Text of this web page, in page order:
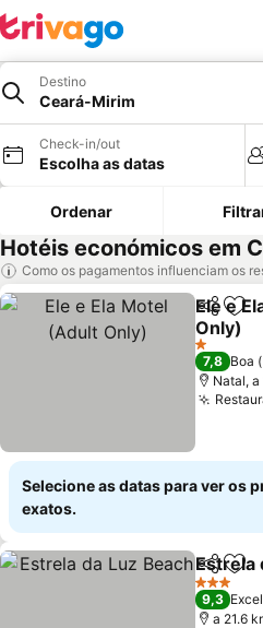
Destino
Ceará-Mirim
Check-in/out
Escolha as datas
Ordenar
Hotéis económicos em
Como os pagamentos influenciam os
Partilhar
Ele e
Only)
1 Estrelas
7,8 Boa
Natal,
Selecione as datas para ver os
exatos.
Partilhar
Estrela
3 Estrelas
9,3
a 21.6